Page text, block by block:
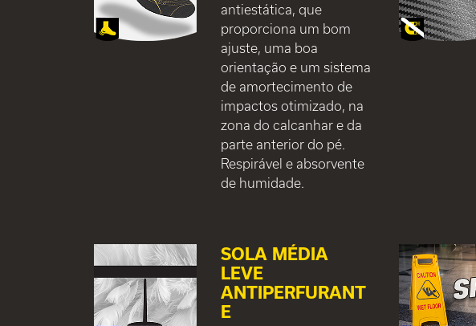
antiestática, que
proporciona um bom
ajuste, uma boa
orientação e um sistema
de amortecimento de
impactos otimizado, na
zona do calcanhar e da
parte anterior do pé.
Respirável e absorvente
de humidade.
SOLA MÉDIA
LEVE
ANTIPERFURANT
E